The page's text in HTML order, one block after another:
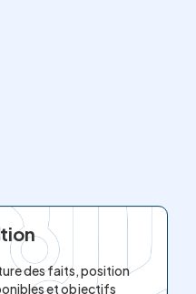
des faits, position
et objectifs